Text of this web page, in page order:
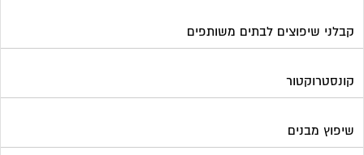
קבלני שיפוצים לבתים משותפים
קונסטרוקטור
שיפוץ מבנים